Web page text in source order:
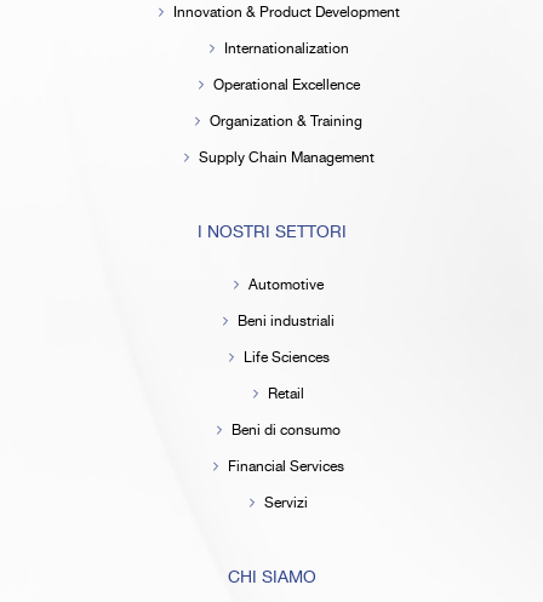
Innovation & Product Development
Internationalization
Operational Excellence
Organization & Training
Supply Chain Management
I NOSTRI SETTORI
Automotive
Beni industriali
Life Sciences
Retail
Beni di consumo
Financial Services
Servizi
CHI SIAMO